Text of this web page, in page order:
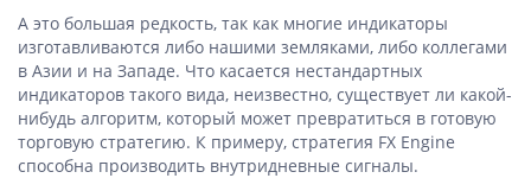
А это большая редкость, так как многие индикаторы
изготавливаются либо нашими земляками, либо коллегами
в Азии и на Западе. Что касается нестандартных
индикаторов такого вида, неизвестно, существует ли какой-
нибудь алгоритм, который может превратиться в готовую
торговую стратегию. К примеру, стратегия FX Engine
способна производить внутридневные сигналы.